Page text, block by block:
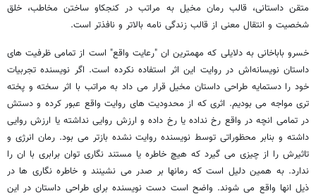
متقن داستانی، قالب رمان مخیل به مراتب در کنجکاو ساختن مخاطب، خلق
شخصیت و انتقال معنی از قالب زندگی نامه بالاتر و نافذتر است.
خسرو باباخانی به دلایلی که مهمترین ان "رعایت واقع" است از تمامی ظرفیت های
داستان نویسانه‌اش در روایت این اثر استفاده نکرده است. اگر نویسنده تجربیات
خود را دستمایه طراحی داستان مخیل قرار می داد به مراتب با اثر سخته و پخته
تری مواجه می بودیم. اثری که از محدودیت های روایت واقع عبور کرده و دستش
در تمامی انچه در واقع رخ نداده یا رخ داده و ارزش روایی نداشته یا ارزش روایی
داشته و بنابر محظوراتی توسط نویسنده روایت نشده بازتر می بود. رمان انرژی و
تاثیرش را از چیزی می گیرد که هیچ خاطره یا مستند نگاری توان برابری با ان را
ندارد. به همین دلیل است که رمانها بر صدر می نشینند و خاطره نگاری ها در
ذیل انها واقع می شوند. واضح است دست نویسنده برای طراحی داستان در این